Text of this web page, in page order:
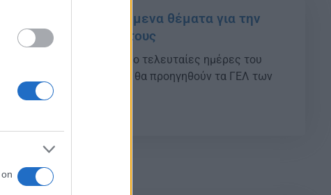
2025: ΝΕΑ προτεινόμενα θέματα για την
και οι απαντήσεις τους
2025 θα αρχίσουν τις δύο τελευταίες ημέρες του
με τη διαφορά ότι φέτος θα προηγηθούν τα ΓΕΛ των
των εξετάσεων.